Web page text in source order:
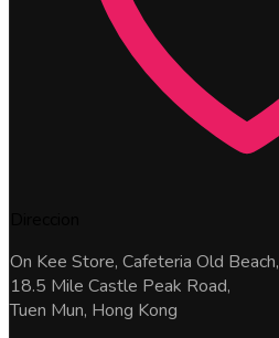
On Kee Store, Cafeteria Old Beach,
18.5 Mile Castle Peak Road,
Tuen Mun, Hong Kong